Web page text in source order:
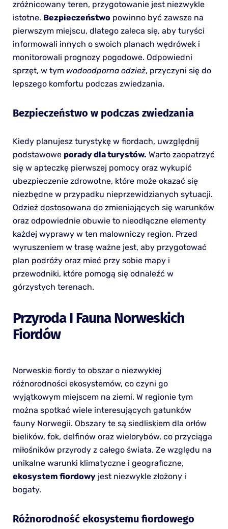
zróżnicowany teren, przygotowanie jest niezwykle
istotne. Bezpieczeństwopowinno być zawsze na
pierwszym miejscu, dlatego zaleca się, aby turyści
informowali innych o swoich planach wędrówek i
monitorowali prognozy pogodowe. Odpowiedni
sprzęt, w tym wodoodporna odzież, przyczyni się do
lepszego komfortu podczas zwiedzania.
Bezpieczeństwo w podczas zwiedzania
Kiedy planujesz turystykę w fiordach, uwzględnij
podstawowe porady dla turystów. Warto zaopatrzyć
się w apteczkę pierwszej pomocy oraz wykupić
ubezpieczenie zdrowotne, które może okazać się
niezbędne w przypadku nieprzewidzianych sytuacji.
Odzież dostosowana do zmieniających się warunków
oraz odpowiednie obuwie to nieodłączne elementy
każdej wyprawy w ten malowniczy region. Przed
wyruszeniem w trasę ważne jest, aby przygotować
plan podróży oraz mieć przy sobie mapy i
przewodniki, które pomogą się odnaleźć w
górzystych terenach.
Przyroda I Fauna Norweskich
Fiordów
Norweskie fiordy to obszar o niezwykłej
różnorodności ekosystemów, co czyni go
wyjątkowym miejscem na ziemi. W regionie tym
można spotkać wiele interesujących gatunków
fauny Norwegii. Obszary te są siedliskiem dla orłów
bielików, fok, delfinów oraz wielorybów, co przyciąga
miłośników przyrody z całego świata. Ze względu na
unikalne warunki klimatyczne i geograficzne,
ekosystem fiordowyjest niezwykle złożony i
bogaty.
Różnorodność ekosystemu fiordowego